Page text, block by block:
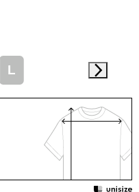
サンダル
その他
L